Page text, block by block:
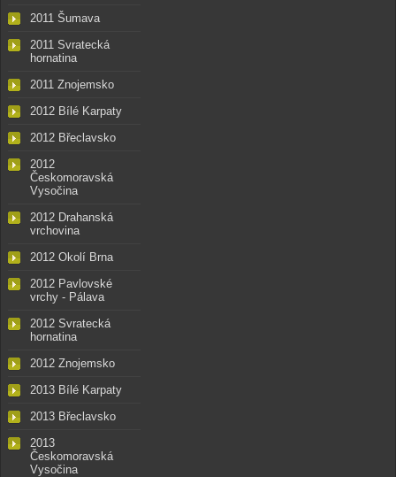
2011 Šumava
2011 Svratecká
hornatina
2011 Znojemsko
2012 Bílé Karpaty
2012 Břeclavsko
2012
Českomoravská
Vysočina
2012 Drahanská
vrchovina
2012 Okolí Brna
2012 Pavlovské
vrchy - Pálava
2012 Svratecká
hornatina
2012 Znojemsko
2013 Bílé Karpaty
2013 Břeclavsko
2013
Českomoravská
Vysočina